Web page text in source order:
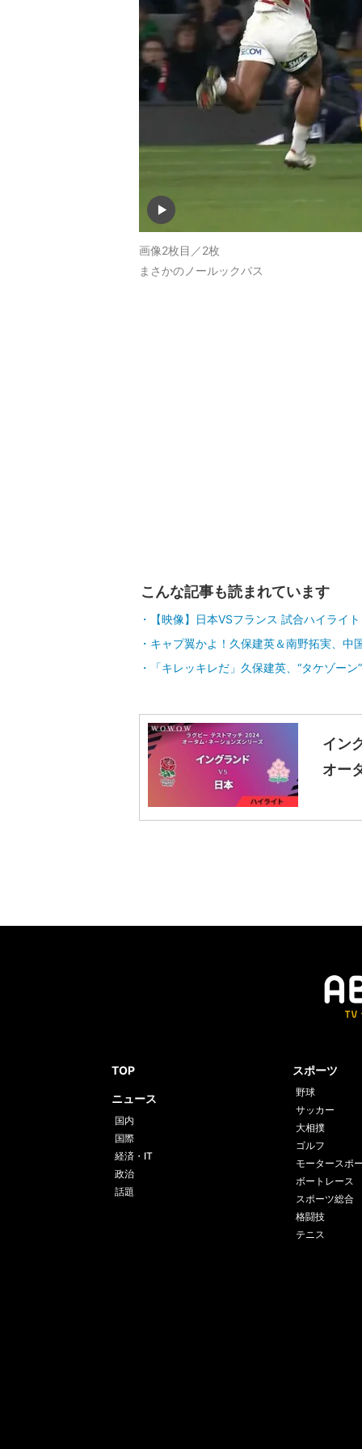
画像2枚目／2枚
まさかのノールックパス
こんな記事も読まれています
【映像】日本VSフランス 試合ハイライト
キャプ翼かよ！久保建英＆南野拓実、中
「キレッキレだ」久保建英、“タケゾー
イン
オー
TOP
ニュース
国内
国際
経済・IT
政治
話題
スポーツ
野球
サッカー
大相撲
ゴルフ
モータースポ
ボートレース
スポーツ総合
格闘技
テニス